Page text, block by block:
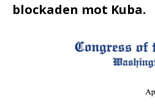
blockaden mot Kuba.